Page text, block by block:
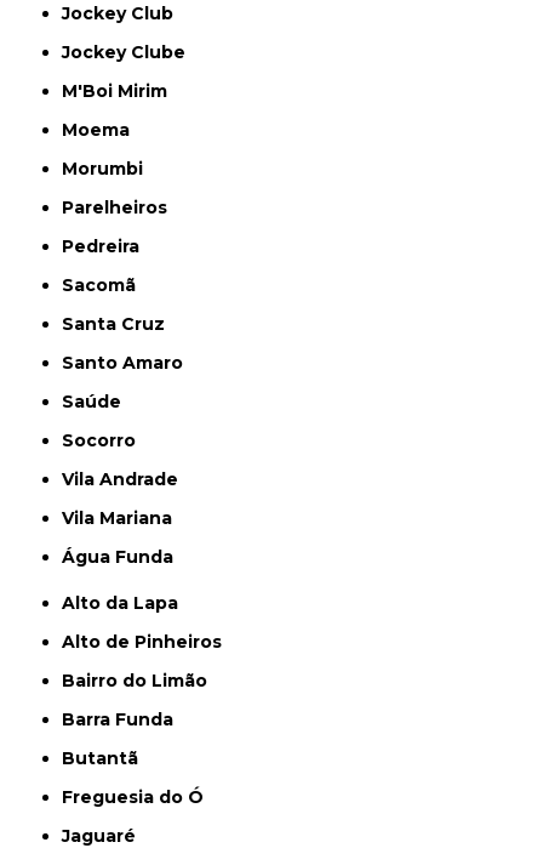
Jockey Club
Jockey Clube
M'Boi Mirim
Moema
Morumbi
Parelheiros
Pedreira
Sacomã
Santa Cruz
Santo Amaro
Saúde
Socorro
Vila Andrade
Vila Mariana
Água Funda
Alto da Lapa
Alto de Pinheiros
Bairro do Limão
Barra Funda
Butantã
Freguesia do Ó
Jaguaré